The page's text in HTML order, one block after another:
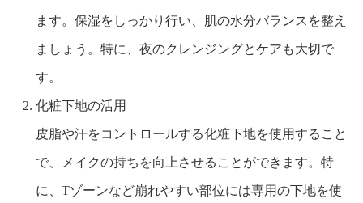
ます。保湿をしっかり行い、肌の水分バランスを整え
ましょう。特に、夜のクレンジングとケアも大切で
す。
化粧下地の活用
皮脂や汗をコントロールする化粧下地を使用すること
で、メイクの持ちを向上させることができます。特
に、Tゾーンなど崩れやすい部位には専用の下地を使